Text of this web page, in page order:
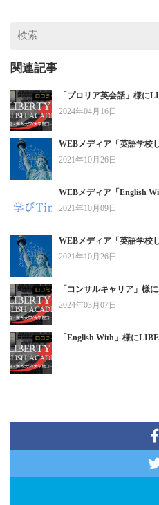
関連記事
「プロリア英会話」様に
2024年04月16日
WEBメディア「英語学校
2021年10月26日
WEBメディア「English
2021年10月09日
WEBメディア「英語学校
2021年10月26日
「コンサルキャリア」様
2024年03月07日
「English With」様に